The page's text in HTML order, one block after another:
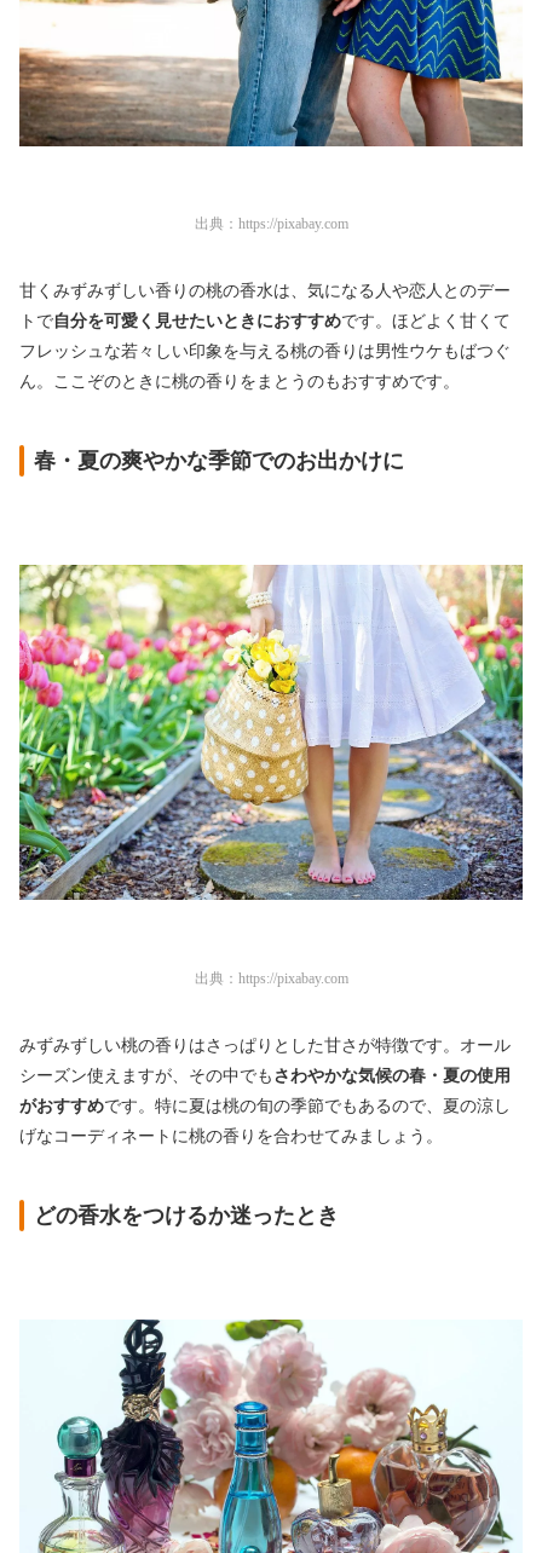
出典： https://pixabay.com
甘くみずみずしい香りの桃の香水は、気になる人や恋人とのデー
トで自分を可愛く見せたいときにおすすめです。ほどよく甘くて
フレッシュな若々しい印象を与える桃の香りは男性ウケもばつぐ
ん。ここぞのときに桃の香りをまとうのもおすすめです。
春・夏の爽やかな季節でのお出かけに
出典： https://pixabay.com
みずみずしい桃の香りはさっぱりとした甘さが特徴です。オール
シーズン使えますが、その中でも さわやかな気候の春・夏の使用
がおすすめです。特に夏は桃の旬の季節でもあるので、夏の涼し
げなコーディネートに桃の香りを合わせてみましょう。
どの香水をつけるか迷ったとき